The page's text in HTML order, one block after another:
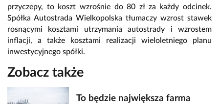
przyczepy, to koszt wzrośnie do 80 zł za każdy odcinek.
Spółka Autostrada Wielkopolska tłumaczy wzrost stawek
rosnącymi kosztami utrzymania autostrady i wzrostem
inflacji, a także kosztami realizacji wieloletniego planu
inwestycyjnego spółki.
Zobacz także
To będzie największa farma